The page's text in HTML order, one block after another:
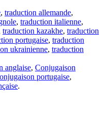
, traduction allemande,
, traduction italienne,
traduction kazakhe, traduction
portugaise, traduction
ukrainienne, traduction
anglaise, Conjugaison
portugaise,
.